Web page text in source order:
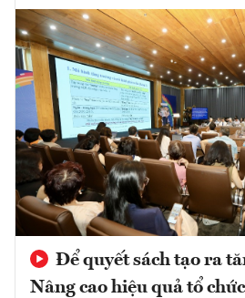
Để quyết sách tạo ra
Nâng cao hiệu quả tổ